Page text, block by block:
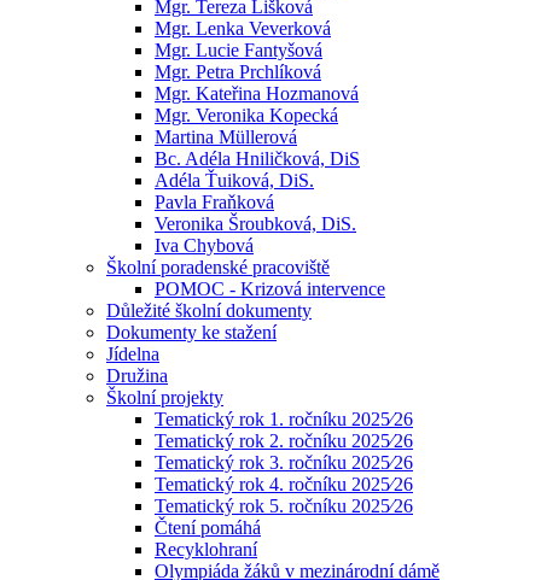
Mgr. Tereza Lišková
Mgr. Lenka Veverková
Mgr. Lucie Fantyšová
Mgr. Petra Prchlíková
Mgr. Kateřina Hozmanová
Mgr. Veronika Kopecká
Martina Müllerová
Bc. Adéla Hniličková, DiS
Adéla Ťuiková, DiS.
Pavla Fraňková
Veronika Šroubková, DiS.
Iva Chybová
Školní poradenské pracoviště
POMOC - Krizová intervence
Důležité školní dokumenty
Dokumenty ke stažení
Jídelna
Družina
Školní projekty
Tematický rok 1. ročníku 2025⁄26
Tematický rok 2. ročníku 2025⁄26
Tematický rok 3. ročníku 2025⁄26
Tematický rok 4. ročníku 2025⁄26
Tematický rok 5. ročníku 2025⁄26
Čtení pomáhá
Recyklohraní
Olympiáda žáků v mezinárodní dámě